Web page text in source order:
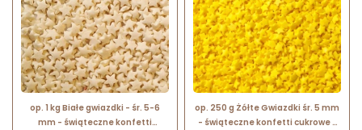
op. 1 kg Białe gwiazdki - śr. 5-6
mm - świąteczne konfetti
op. 250 g Żółte Gwiazdki śr. 5 mm
- świąteczne konfetti cukrowe -